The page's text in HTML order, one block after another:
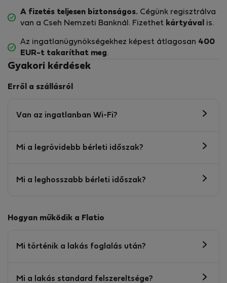
A fizetés teljesen biztonságos. Cégünk regisztrálva
van a Cseh Nemzeti Banknál. Fizethet kártyával is.
Az ingatlanügynökségekhez képest átlagosan 400
EUR-t takaríthat meg.
Gyakori kérdések
Erről a szállásról
Van az ingatlanban Wi-Fi?
Mi a legrövidebb bérleti időszak?
Mi a leghosszabb bérleti időszak?
Hogyan működik a Flatio
Mi történik a lakás foglalás után?
Mi a lakás standard felszereltsége?